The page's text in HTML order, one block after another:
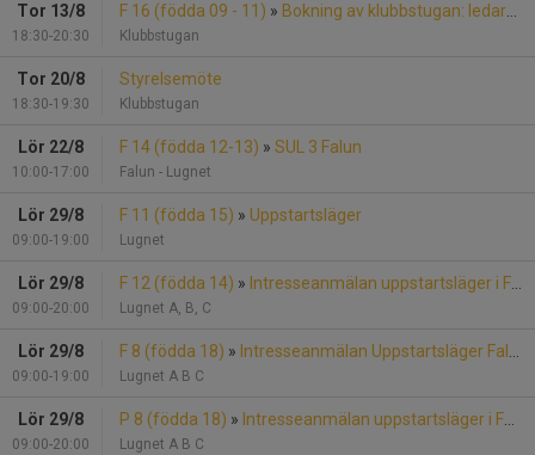
Tor 13/8
18:30-20:30
F 16 (födda 09 - 11) » Bokning av klubbstugan: ledarmöte F16
Klubbstugan
Tor 20/8
18:30-19:30
Styrelsemöte
Klubbstugan
Lör 22/8
10:00-17:00
F 14 (födda 12-13) » SUL 3 Falun
Falun - Lugnet
Lör 29/8
09:00-19:00
F 11 (födda 15) » Uppstartsläger
Lugnet
Lör 29/8
09:00-20:00
F 12 (födda 14) » Intresseanmälan uppstartsläger i Falun
Lugnet A, B, C
Lör 29/8
09:00-19:00
F 8 (födda 18) » Intresseanmälan Uppstartsläger Falun
Lugnet A B C
Lör 29/8
09:00-20:00
P 8 (födda 18) » Intresseanmälan uppstartsläger i Falun
Lugnet A B C